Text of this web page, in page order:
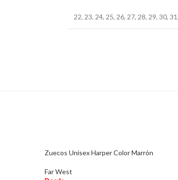
22, 23, 24, 25, 26, 27, 28, 29, 30, 31,
Zuecos Unisex Harper Color Marrón
Far West